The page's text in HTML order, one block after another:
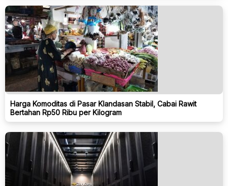
Harga Komoditas di Pasar Klandasan Stabil, Cabai Rawit
Bertahan Rp50 Ribu per Kilogram